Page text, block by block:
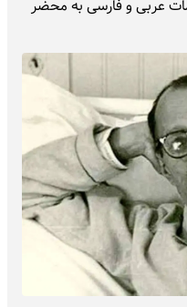
عربی و فارسی به محضر